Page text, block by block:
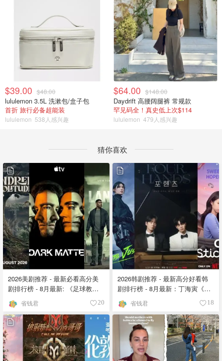
$39.00 $48.00
lululemon 3.5L 洗漱包/盒子包
首折 旅行必备超能装
lululemon 538人感兴趣
$64.00 $148.00
Daydrift 高腰阔腿裤 常规款
罕见码全！真史低上次$114
lululemon 479人感兴趣
猜你喜欢
2026美剧推荐 - 最新必看高分美
剧排行榜 - 8月最新: 《​​足球教练
》第四季回归！
省钱君 20
2026韩剧推荐 - 最新高分好看韩
剧排行榜 - 8月最新：丁海寅《我
的荒糖恋爱 》上线❣️
省钱君 18